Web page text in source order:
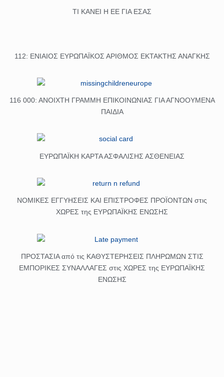
ΤΙ ΚΑΝΕΙ Η ΕΕ ΓΙΑ ΕΣΑΣ
112: ΕΝΙΑΙΟΣ ΕΥΡΩΠΑΪΚΟΣ ΑΡΙΘΜΟΣ ΕΚΤΑΚΤΗΣ ΑΝΑΓΚΗΣ
116 000: ΑΝΟΙΧΤΗ ΓΡΑΜΜΗ ΕΠΙΚΟΙΝΩΝΙΑΣ ΓΙΑ ΑΓΝΟΟΥΜΕΝΑ
ΠΑΙΔΙΑ
ΕΥΡΩΠΑΪΚΗ ΚΑΡΤΑ ΑΣΦΑΛΙΣΗΣ ΑΣΘΕΝΕΙΑΣ
ΝΟΜΙΚΕΣ ΕΓΓΥΗΣΕΙΣ ΚΑΙ ΕΠΙΣΤΡΟΦΕΣ ΠΡΟΪΟΝΤΩΝ στις
ΧΩΡΕΣ της ΕΥΡΩΠΑΪΚΗΣ ΕΝΩΣΗΣ
ΠΡΟΣΤΑΣΙΑ από τις ΚΑΘΥΣΤΕΡΗΣΕΙΣ ΠΛΗΡΩΜΩΝ ΣΤΙΣ
ΕΜΠΟΡΙΚΕΣ ΣΥΝΑΛΛΑΓΕΣ στις ΧΩΡΕΣ της ΕΥΡΩΠΑΪΚΗΣ
ΕΝΩΣΗΣ